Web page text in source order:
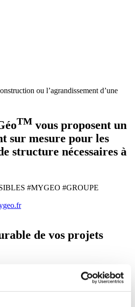
ou l’agrandissement d’une
TM vous proposent un
sur mesure pour les
structure nécessaires à
#MYGEO #GROUPE
de vos projets